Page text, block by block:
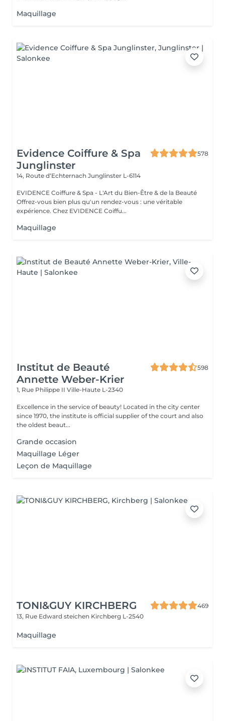
Maquillage
Evidence Coiffure & Spa
Junglinster
578
14, Route d‘Echternach Junglinster L-6114
EVIDENCE Coiffure & Spa - L'Art du Bien-Être & de la Beauté
Offrez-vous bien plus qu'un rendez-vous : une véritable
expérience. Chez EVIDENCE Coiffu...
Maquillage
Institut de Beauté
Annette Weber-Krier
598
1, Rue Philippe II Ville-Haute L-2340
Excellence in the service of beauty! Located in the city center
since 1970, the institute is official supplier of the court and also
the oldest beaut...
Grande occasion
Maquillage Léger
Leçon de Maquillage
TONI&GUY KIRCHBERG
469
13, Rue Edward steichen Kirchberg L-2540
Maquillage